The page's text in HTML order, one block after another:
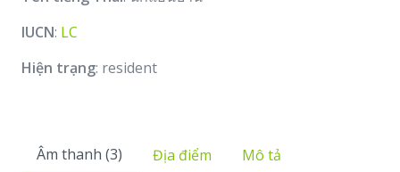
IUCN: LC
Hiện trạng: resident
Âm thanh (3) Địa điểm
Mô tả